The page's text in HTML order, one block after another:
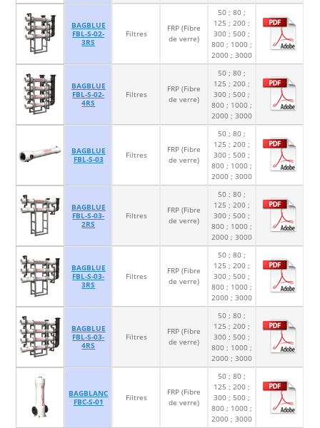
BAGBLUE
FBL-S-02-
3RS
Filtres
FRP (Fibre
de verre)
50 ; 80 ;
125 ; 200 ;
300 ; 500 ;
800 ; 1000 ;
2000 ; 3000
BAGBLUE
FBL-S-02-
4RS
Filtres
FRP (Fibre
de verre)
50 ; 80 ;
125 ; 200 ;
300 ; 500 ;
800 ; 1000 ;
2000 ; 3000
BAGBLUE
FBL-S-03
Filtres
FRP (Fibre
de verre)
50 ; 80 ;
125 ; 200 ;
300 ; 500 ;
800 ; 1000 ;
2000 ; 3000
BAGBLUE
FBL-S-03-
2RS
Filtres
FRP (Fibre
de verre)
50 ; 80 ;
125 ; 200 ;
300 ; 500 ;
800 ; 1000 ;
2000 ; 3000
BAGBLUE
FBL-S-03-
3RS
Filtres
FRP (Fibre
de verre)
50 ; 80 ;
125 ; 200 ;
300 ; 500 ;
800 ; 1000 ;
2000 ; 3000
BAGBLUE
FBL-S-03-
4RS
Filtres
FRP (Fibre
de verre)
50 ; 80 ;
125 ; 200 ;
300 ; 500 ;
800 ; 1000 ;
2000 ; 3000
BAGBLANC
FBC-S-01
Filtres
FRP (Fibre
de verre)
50 ; 80 ;
125 ; 200 ;
300 ; 500 ;
800 ; 1000 ;
2000 ; 3000